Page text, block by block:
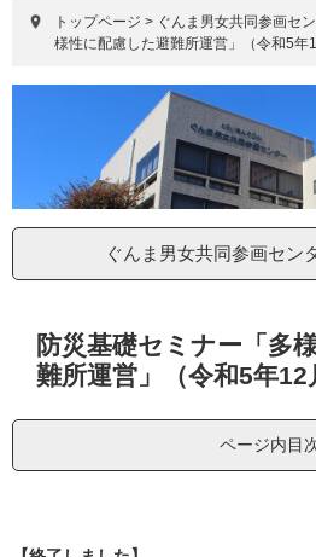
象
トップページ > ぐんま男女共同参画セ
様性に配慮した避難所運営」（令和5年
ぐんま男女共同参画セン
防災基礎セミナー「多
難所運営」（令和5年12
ページ内目